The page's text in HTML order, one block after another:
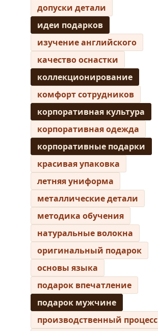
допуски детали
идеи подарков
изучение английского
качество оснастки
коллекционирование
комфорт сотрудников
корпоративная культура
корпоративная одежда
корпоративные подарки
красивая упаковка
летняя униформа
металлические детали
методика обучения
натуральные волокна
оригинальный подарок
основы языка
подарок впечатление
подарок мужчине
производственный процесс